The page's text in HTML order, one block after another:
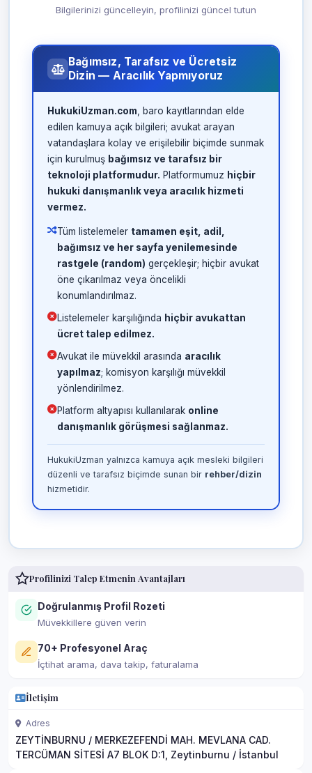
Bilgilerinizi güncelleyin, profilinizi güncel tutun
Bağımsız, Tarafsız ve Ücretsiz
Dizin — Aracılık Yapmıyoruz
HukukiUzman.com , baro kayıtlarından elde
edilen kamuya açık bilgileri; avukat arayan
vatandaşlara kolay ve erişilebilir biçimde sunmak
için kurulmuş bağımsız ve tarafsız bir
teknoloji platformudur. Platformumuz hiçbir
hukuki danışmanlık veya aracılık hizmeti
vermez.
Tüm listelemeler tamamen eşit, adil,
bağımsız ve her sayfa yenilemesinde
rastgele (random) gerçekleşir; hiçbir avukat
öne çıkarılmaz veya öncelikli
konumlandırılmaz.
Listelemeler karşılığında hiçbir avukattan
ücret talep edilmez.
Avukat ile müvekkil arasında aracılık
yapılmaz; komisyon karşılığı müvekkil
yönlendirilmez.
Platform altyapısı kullanılarak online
danışmanlık görüşmesi sağlanmaz.
HukukiUzman yalnızca kamuya açık mesleki bilgileri
düzenli ve tarafsız biçimde sunan bir rehber/dizin
hizmetidir.
Profilinizi Talep Etmenin Avantajları
Doğrulanmış Profil Rozeti
Müvekkillere güven verin
70+ Profesyonel Araç
İçtihat arama, dava takip, faturalama
İletişim
Adres
ZEYTİNBURNU / MERKEZEFENDİ MAH. MEVLANA CAD.
TERCÜMAN SİTESİ A7 BLOK D:1, Zeytinburnu / İstanbul